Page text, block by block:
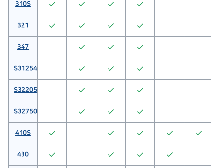
310S
321
347
S31254
S32205
S32750
410S
430